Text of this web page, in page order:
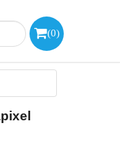
(0)